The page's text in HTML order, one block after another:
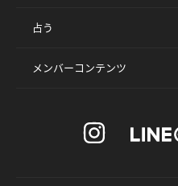
占う
メンバーコンテンツ